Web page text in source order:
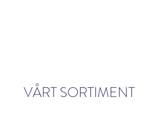
VÅRT SORTIMENT